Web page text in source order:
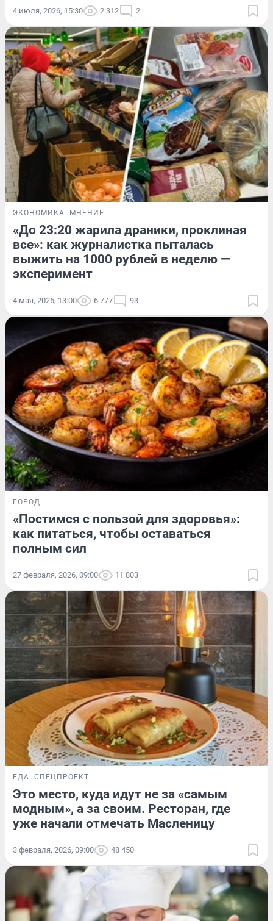
4 июля, 2026, 15:30 2 312 2
ЭКОНОМИКА МНЕНИЕ
«До 23:20 жарила драники, проклиная
все»: как журналистка пыталась
выжить на 1000 рублей в неделю —
эксперимент
4 мая, 2026, 13:00 6 777 93
ГОРОД
«Постимся с пользой для здоровья»:
как питаться, чтобы оставаться
полным сил
27 февраля, 2026, 09:00 11 803
ЕДА СПЕЦПРОЕКТ
Это место, куда идут не за «самым
модным», а за своим. Ресторан, где
уже начали отмечать Масленицу
3 февраля, 2026, 09:00 48 450